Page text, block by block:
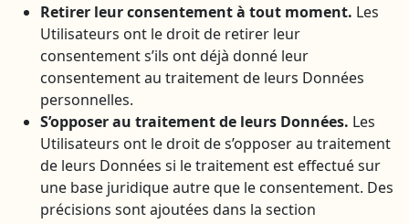
Retirer leur consentement à tout moment. Les
Utilisateurs ont le droit de retirer leur
consentement s’ils ont déjà donné leur
consentement au traitement de leurs Données
personnelles.
S’opposer au traitement de leurs Données. Les
Utilisateurs ont le droit de s’opposer au traitement
de leurs Données si le traitement est effectué sur
une base juridique autre que le consentement. Des
précisions sont ajoutées dans la section